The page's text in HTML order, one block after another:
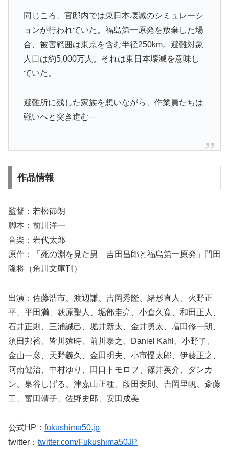
同じころ、官邸内では東日本壊滅のシミュレーシ
ョンが行われていた。福島第一原発を放棄した場
合、被害範囲は東京を含む半径250km。避難対象
人口は約5,000万人。それは東日本壊滅を意味し
ていた。
避難所に残した家族を想いながら、作業員たちは
戦いへと突き進む―
作品情報
監督：若松節朗
脚本：前川洋一
音楽：岩代太郎
原作：「死の淵を見た男 吉田昌郎と福島第一原発」門田
隆将（角川文庫刊）
出演：佐藤浩市、渡辺謙、吉岡秀隆、緒形直人、火野正
平、平田満、萩原聖人、堀部圭亮、小倉久寛、和田正人、
石井正則、三浦誠己、堀井新太、金井勇太、増田修一朗、
須田邦裕、皆川猿時、前川泰之、Daniel Kahl、小野了、
金山一彦、天野義久、金田明夫、小市慢太郎、伊藤正之、
阿南健治、中村ゆり、田口トモロヲ、篠井英介、ダンカ
ン、泉谷しげる、津嘉山正種、段田安則、吉岡里帆、斎藤
工、富田靖子、佐野史郎、安田成美
公式HP： fukushima50.jp
twitter： twitter.com/Fukushima50JP